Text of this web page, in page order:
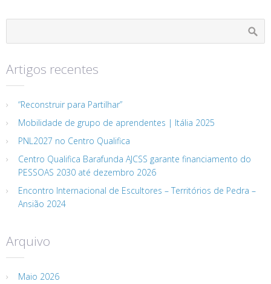
Artigos recentes
“Reconstruir para Partilhar”
Mobilidade de grupo de aprendentes | Itália 2025
PNL2027 no Centro Qualifica
Centro Qualifica Barafunda AJCSS garante financiamento do
PESSOAS 2030 até dezembro 2026
Encontro Internacional de Escultores – Territórios de Pedra –
Ansião 2024
Arquivo
Maio 2026